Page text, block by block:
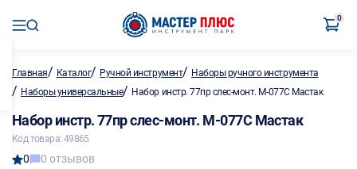
0
Главная/ Каталог/ Ручной инструмент/ Наборы ручного инструмента
/ Наборы универсальные/ Набор инстр. 77пр слес-монт. М-077С Мастак
Набор инстр. 77пр слес-монт. М-077С Мастак
Код товара: 49865
0 0 отзывов